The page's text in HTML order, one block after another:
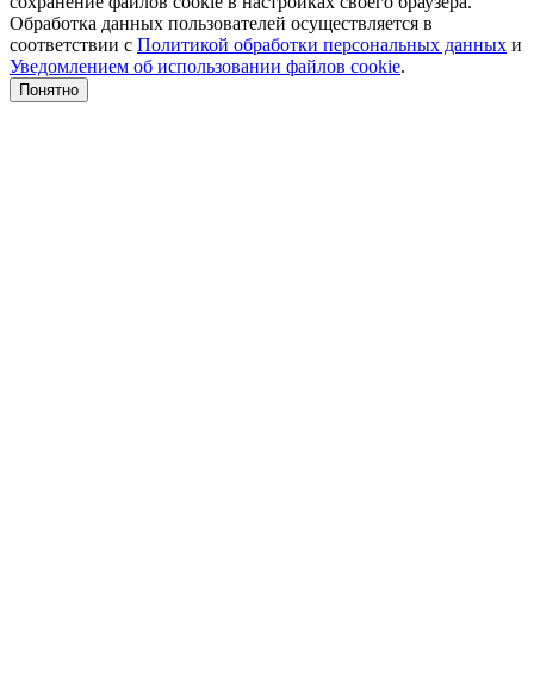
Обработка данных пользователей осуществляется в
соответствии с Политикой обработки персональных данных и
Уведомлением об использовании файлов cookie.
Понятно